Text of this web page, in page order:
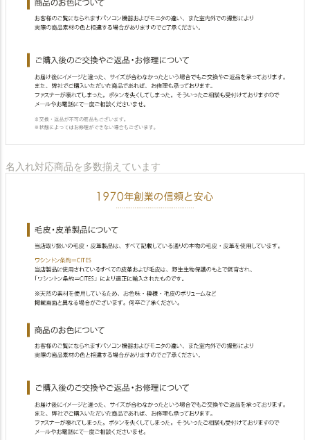
名入れ対応商品を多数揃えています